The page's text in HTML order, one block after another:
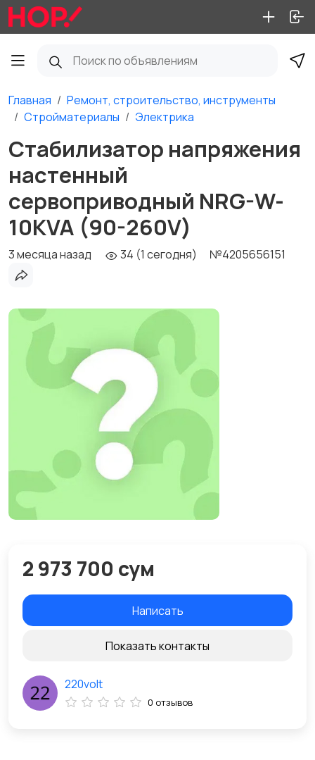
Главная
Ремонт, строительство, инструменты
Стройматериалы
Электрика
Стабилизатор напряжения
настенный
сервоприводный NRG-W-
10KVA (90-260V)
3 месяца назад 34 (1 сегодня) №4205656151
2 973 700 сум
Написать
Показать контакты
220volt
0 отзывов